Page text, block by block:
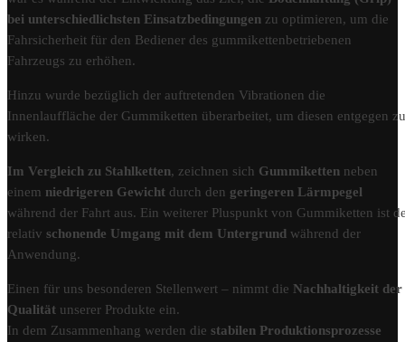
bei unterschiedlichsten Einsatzbedingungen zu optimieren, um die
Fahrsicherheit für den Bediener des gummikettenbetriebenen
Fahrzeugs zu erhöhen.
Hinzu wurde bezüglich der auftretenden Vibrationen die
Innenlauffläche der Gummiketten überarbeitet, um diesen entgegen zu
wirken.
Im Vergleich zu Stahlketten, zeichnen sich Gummiketten neben
einem niedrigeren Gewicht durch den geringeren Lärmpegel
während der Fahrt aus. Ein weiterer Pluspunkt von Gummiketten ist
relativ schonende Umgang mit dem Untergrund während der
Anwendung.
Einen für uns besonderen Stellenwert – nimmt die Nachhaltigkeit der
Qualität unserer Produkte ein.
In dem Zusammenhang werden die stabilen Produktionsprozesse